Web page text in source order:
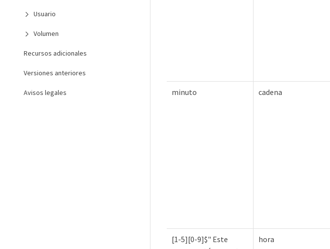
Usuario
Volumen
Recursos adicionales
Versiones anteriores
Avisos legales minuto cadena
[1-5][0-9]$" Este
hora